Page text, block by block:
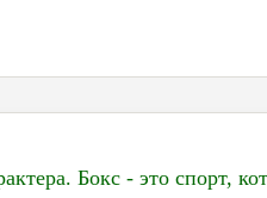
Бокс - это спорт,